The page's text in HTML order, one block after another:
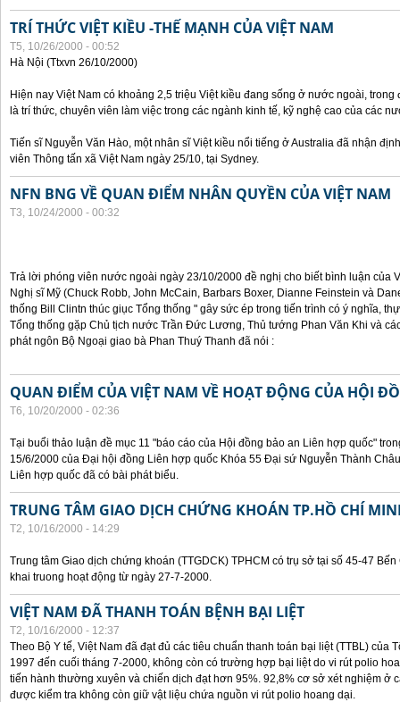
TRÍ THỨC VIỆT KIỀU -THẾ MẠNH CỦA VIỆT NAM
T5, 10/26/2000 - 00:52
Hà Nội (Ttxvn 26/10/2000)
Hiện nay Việt Nam có khoảng 2,5 triệu Việt kiều đang sống ở nước ngoài,
là trí thức, chuyên viên làm việc trong các ngành kinh tế, kỹ nghệ cao của các
Tiến sĩ Nguyễn Văn Hào, một nhân sĩ Việt kiều nổi tiếng ở Australia đã nhận
viên Thông tấn xã Việt Nam ngày 25/10, tại Sydney.
NFN BNG VỀ QUAN ĐIỂM NHÂN QUYỀN CỦA VIỆT NAM
T3, 10/24/2000 - 00:32
Trả lời phóng viên nước ngoài ngày 23/10/2000 đề nghị cho biết bình luận của
Nghị sĩ Mỹ (Chuck Robb, John McCain, Barbars Boxer, Dianne Feinstein và
thống Bill Clintn thúc giục Tổng thống " gây sức ép trong tiến trình có ý nghĩa,
Tổng thống gặp Chủ tịch nước Trần Đức Lương, Thủ tướng Phan Văn Khi và
phát ngôn Bộ Ngoại giao bà Phan Thuý Thanh đã nói :
QUAN ĐIỂM CỦA VIỆT NAM VỀ HOẠT ĐỘNG CỦA HỘI
T6, 10/20/2000 - 02:36
Tại buổi thảo luận đề mục 11 "báo cáo của Hội đồng bảo an Liên hợp quốc"
15/6/2000 của Đại hội đồng Liên hợp quốc Khóa 55 Đại sứ Nguyễn Thành
Liên hợp quốc đã có bài phát biểu.
TRUNG TÂM GIAO DỊCH CHỨNG KHOÁN TP.HỒ CHÍ
T2, 10/16/2000 - 14:29
Trung tâm Giao dịch chứng khoán (TTGDCK) TPHCM có trụ sở tại số 45-47
khai truong hoạt động từ ngày 27-7-2000.
VIỆT NAM ĐÃ THANH TOÁN BỆNH BẠI LIỆT
T2, 10/16/2000 - 12:37
Theo Bộ Y tế, Việt Nam đã đạt đủ các tiêu chuẩn thanh toán bại liệt (TTBL) của
1997 đến cuối tháng 7-2000, không còn có trường hợp bại liệt do vi rút polio
tiến hành thường xuyên và chiến dịch đạt hơn 95%. 92,8% cơ sở xét nghiệm ở
được kiểm tra không còn giữ vật liệu chứa nguồn vi rút polio hoang dại.